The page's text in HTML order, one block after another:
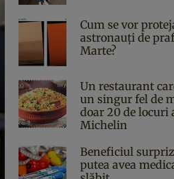
Cum se vor
astronauți de
Marte?
Un restaurant
un singur fel de
doar 20 de locuri
Michelin
Beneficiul
putea avea